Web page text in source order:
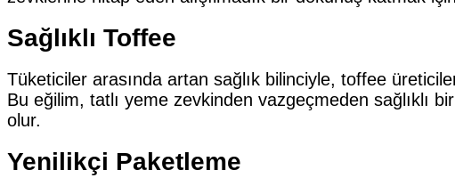
Sağlıklı Toffee
Tüketiciler arasında artan sağlık bilinciyle, toffee
Bu eğilim, tatlı yeme zevkinden vazgeçmeden sağlıklı
olur.
Yenilikçi Paketleme